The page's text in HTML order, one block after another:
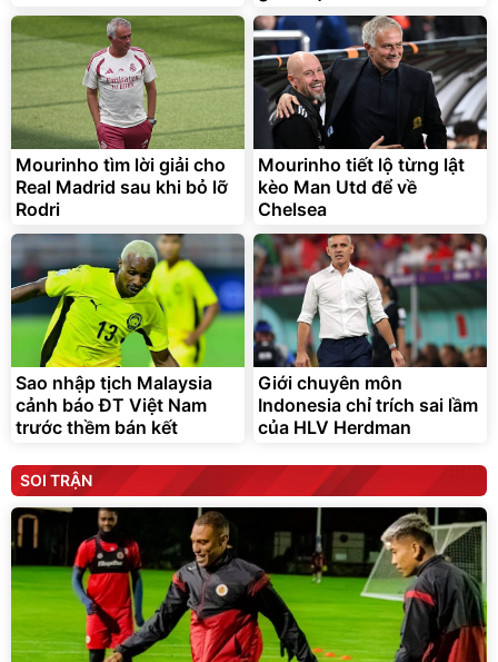
Mourinho tìm lời giải cho
Real Madrid sau khi bỏ lỡ
Rodri
Mourinho tiết lộ từng lật
kèo Man Utd để về
Chelsea
Sao nhập tịch Malaysia
cảnh báo ĐT Việt Nam
trước thềm bán kết
Giới chuyên môn
Indonesia chỉ trích sai lầm
của HLV Herdman
SOI TRẬN